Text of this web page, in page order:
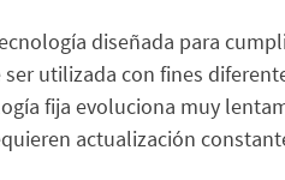
diseñada para
ser utilizada con fines
fija evoluciona muy
actualización